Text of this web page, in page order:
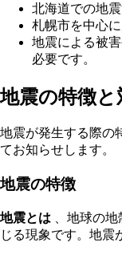
北海道での地
札幌市を中心
地震による被
必要です。
地震の特徴と
地震が発生する際の
てお知らせします。
地震の特徴
地震とは 、地球の
じる現象です。地震